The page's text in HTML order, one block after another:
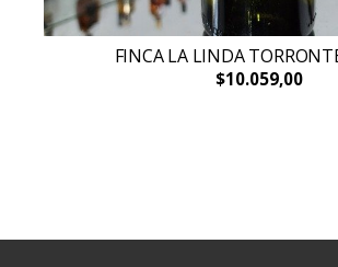
FINCA LA LINDA
$10.059,00